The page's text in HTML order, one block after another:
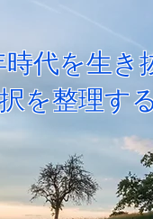
時代を生
を整理す